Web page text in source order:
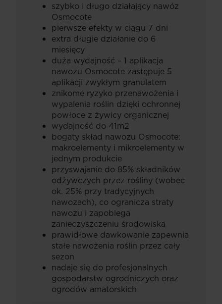
szybko i długo działający nawóz
Osmocote
pierwsze efekty w ciągu 7 dni
extra długie działanie do 6
miesięcy
duża wydajność – 1 aplikacja
nawozu Osmocote zastępuje 5
aplikacji zwykłym granulatem
znikome ryzyko przenawożenia i
wypalenia roślin dzięki ochronnej
powłoce z żywicy organicznej
wydajność do 41m2
bogaty skład nawozu Osmocote:
makroelementy i mikroelementy w
jednym produkcie
przyswajanie do 85% składników
odżywczych przez rośliny (wobec
ok. 25% przy tradycyjnych
nawozach), co ogranicza straty
nawozu i zapobiega
zanieczyszczeniu środowiska
prawidłowe dawkowanie zapewnia
stałe nawożenia roślin przez cały
sezon
nadaje się do profesjonalnych
gospodarstw ogrodniczych oraz
ogrodów amatorskich